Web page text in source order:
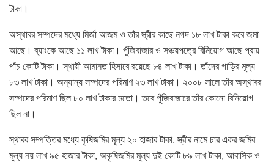
টাকা।
অস্থাবর সম্পদের মধ্যে মির্জা আজম ও তাঁর স্ত্রীর কাছে নগদ ১৮ লাখ টাকা করে জমা
আছে। ব্যাংকে আছে ১১ লাখ টাকা। পুঁজিবাজার ও সঞ্চয়পত্রে বিনিয়োগ আছে প্রায়
পাঁচ কোটি টাকা। স্থায়ী আমানত হিসাবে রয়েছে ৮৪ লাখ টাকা। তাঁদের গাড়ির মূল্য
৮৩ লাখ টাকা। অন্যান্য সম্পদের পরিমাণ ২৩ লাখ টাকা। ২০০৮ সালে তাঁর অস্থাবর
সম্পদের পরিমাণ ছিল ৮০ লাখ টাকার মতো। তবে পুঁজিবাজারে তাঁর কোনো বিনিয়োগ
ছিল না।
স্থাবর সম্পত্তির মধ্যে কৃষিজমির মূল্য ২০ হাজার টাকা, স্ত্রীর নামে চার একর জমির
মূল্য নয় লাখ ৯৫ হাজার টাকা, অকৃষিজমির মূল্য দুই কোটি ৮৯ লাখ টাকা, আবাসিক ও